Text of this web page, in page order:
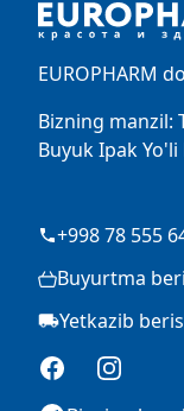
EUROPHARM
Bizning manzil:
Buyuk Ipak
+998 78 555
Buyurtma
Yetkazib
FacebookInstagram